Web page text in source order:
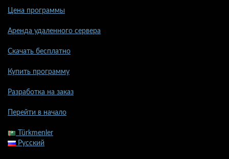
Цена программы
Аренда удаленного сервера
Скачать бесплатно
Купить программу
Разработка на заказ
Перейти в начало
Türkmenler
Русский